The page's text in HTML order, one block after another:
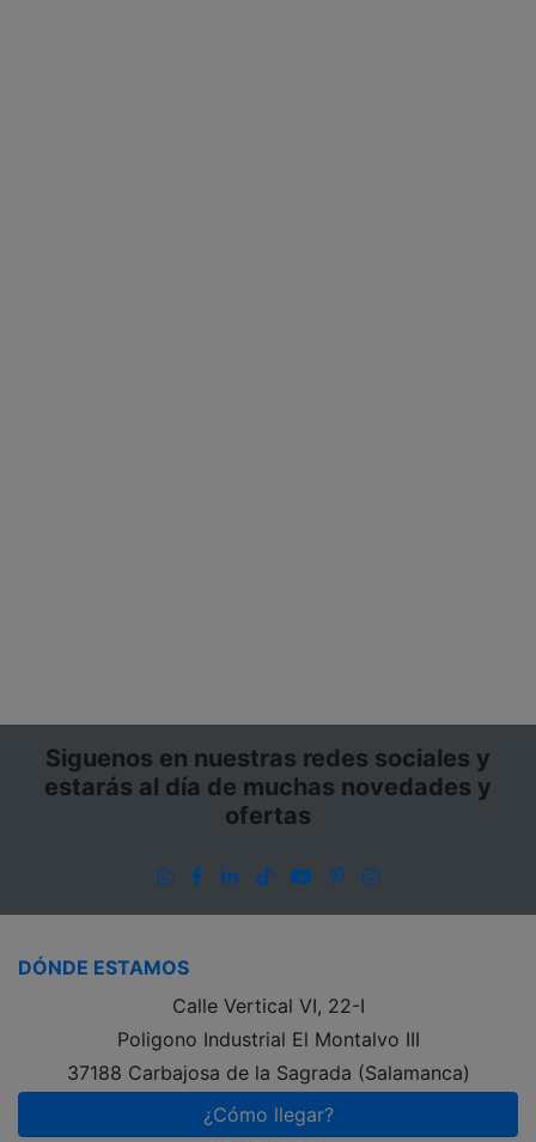
Siguenos en nuestras redes sociales y
estarás al día de muchas novedades y
ofertas
WhatsApp
Facebook
LinkedIn
TikTokYouTube
PinterestInstagram
DÓNDE ESTAMOS
Calle Vertical VI, 22-I
Poligono Industrial El Montalvo III
37188 Carbajosa de la Sagrada (Salamanca)
¿Cómo llegar?